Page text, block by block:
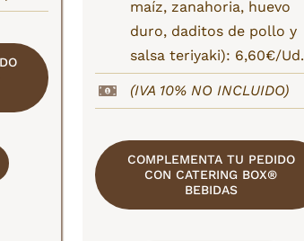
maíz, zanahoria, huevo
duro, daditos de pollo y
salsa teriyaki): 6,60€/Ud.
(IVA 10% NO INCLUIDO)
COMPLEMENTA TU PEDIDO
CON CATERING BOX®
BEBIDAS